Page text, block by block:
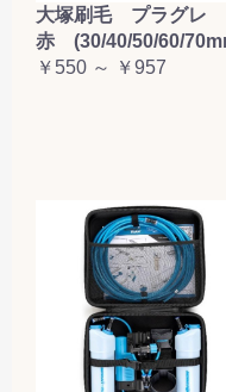
大塚刷毛 プラグレ
赤 (30/40/50/60/
￥550 ～ ￥957